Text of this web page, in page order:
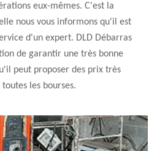
eux-mêmes. C'est la
nous vous informons qu'il est
d'un expert. DLD Débarras
de garantir une très bonne
peut proposer des prix très
les bourses.